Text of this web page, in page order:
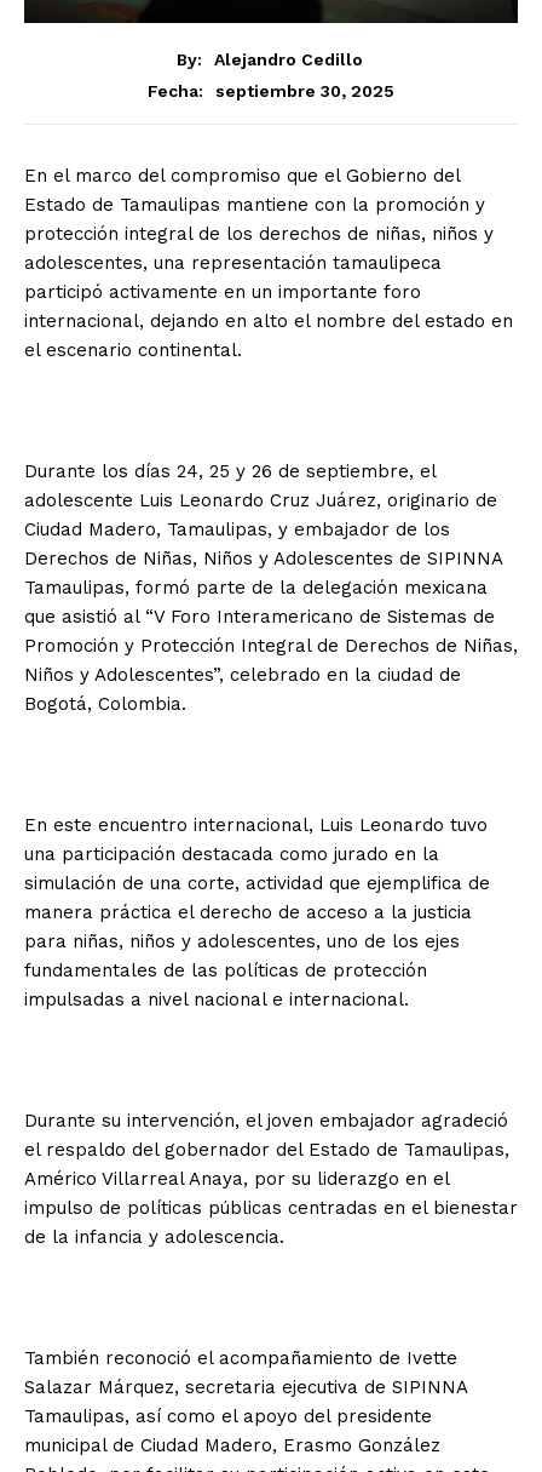
By:
Alejandro Cedillo
Fecha:
septiembre 30, 2025
En el marco del compromiso que el Gobierno del
Estado de Tamaulipas mantiene con la promoción y
protección integral de los derechos de niñas, niños y
adolescentes, una representación tamaulipeca
participó activamente en un importante foro
internacional, dejando en alto el nombre del estado en
el escenario continental.
Durante los días 24, 25 y 26 de septiembre, el
adolescente Luis Leonardo Cruz Juárez, originario de
Ciudad Madero, Tamaulipas, y embajador de los
Derechos de Niñas, Niños y Adolescentes de SIPINNA
Tamaulipas, formó parte de la delegación mexicana
que asistió al “V Foro Interamericano de Sistemas de
Promoción y Protección Integral de Derechos de Niñas,
Niños y Adolescentes”, celebrado en la ciudad de
Bogotá, Colombia.
En este encuentro internacional, Luis Leonardo tuvo
una participación destacada como jurado en la
simulación de una corte, actividad que ejemplifica de
manera práctica el derecho de acceso a la justicia
para niñas, niños y adolescentes, uno de los ejes
fundamentales de las políticas de protección
impulsadas a nivel nacional e internacional.
Durante su intervención, el joven embajador agradeció
el respaldo del gobernador del Estado de Tamaulipas,
Américo Villarreal Anaya, por su liderazgo en el
impulso de políticas públicas centradas en el bienestar
de la infancia y adolescencia.
También reconoció el acompañamiento de Ivette
Salazar Márquez, secretaria ejecutiva de SIPINNA
Tamaulipas, así como el apoyo del presidente
municipal de Ciudad Madero, Erasmo González